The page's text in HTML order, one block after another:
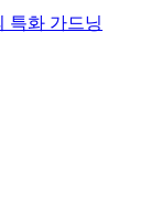
특화 가드닝